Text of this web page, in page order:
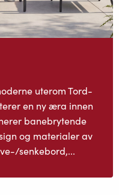
uterom Tord-
en ny æra innen
banebrytende
og materialer av
senkebord,...